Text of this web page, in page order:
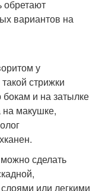
обретают
вариантов на
у
стрижки
и на затылке
макушке,
сделать
или легкими